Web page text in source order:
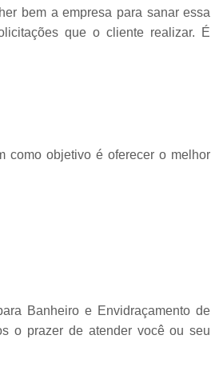
Espelho para Sala
Espelho
Espelho para
bem a empresa para sanar essa
que o cliente realizar. É
como objetivo é oferecer o melhor
Banheiro e Envidraçamento de
o prazer de atender você ou seu